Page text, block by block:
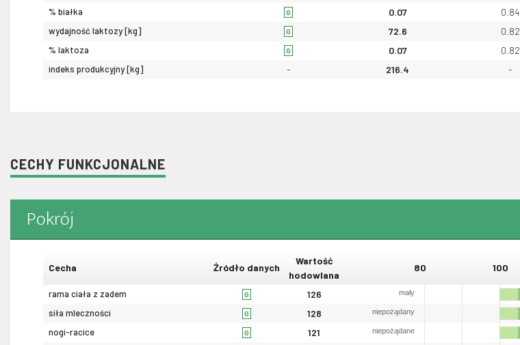
% białka G 0.07 0.84
wydajność laktozy [kg] G 72.6 0.82
% laktoza G 0.07 0.82
indeks produkcyjny [kg] - 216.4 -
CECHY FUNKCJONALNE
Pokrój
Cecha Źródło danych
Wartość
hodowlana
80 100
rama ciała z zadem G 126 mały
siła mleczności G 128 niepożądany
nogi-racice G 121 niepożądane